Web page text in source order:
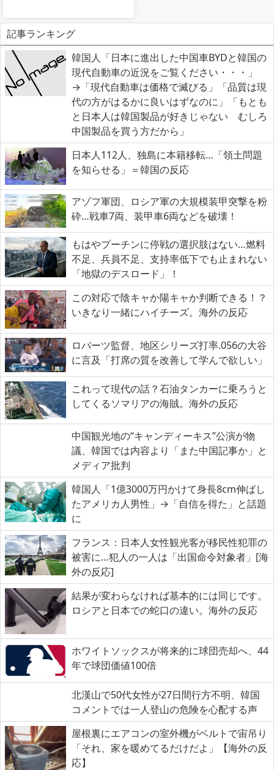
記事ランキング
韓国人「日本に進出した中国車BYDと韓国の
現代自動車の近況をご覧ください・・・」
→「現代自動車は価格で滅びる」「品質は現
代の方がはるかに良いはずなのに」「もとも
と日本人は韓国製品が好きじゃない むしろ
中国製品を買う方だから」
日本人112人、独島に本籍移転…「領土問題
を知らせる」＝韓国の反応
アゾフ軍団、ロシア軍の大規模装甲突撃を粉
砕…戦車7両、装甲車6両などを破壊！
もはやプーチンに停戦の選択肢はない…燃料
不足、兵員不足、支持率低下でも止まれない
「地獄のデスロード」！
この対応で陰キャか陽キャか判断できる！？
いきなり一緒にハイチーズ。海外の反応
ロバーツ監督、地区シリーズ打率.056の大谷
に言及「打席の質を改善して学んで欲しい」
これって現代の話？石油タンカーに乗ろうと
してくるソマリアの海賊。海外の反応
中国観光地の“キャンディーキス”公演が物
議、韓国では内容より「また中国記事か」と
メディア批判
韓国人「1億3000万円かけて身長8cm伸ばし
たアメリカ人男性」→「自信を得た」と話題
に
フランス：日本人女性観光客が移民性犯罪の
被害に…犯人の一人は「出国命令対象者」[海
外の反応]
結果が変わらなければ基本的には同じです。
ロシアと日本での蛇口の違い。海外の反応
ホワイトソックスが将来的に球団売却へ、44
年で球団価値100倍
北漢山で50代女性が27日間行方不明、韓国
コメントでは一人登山の危険を心配する声
屋根裏にエアコンの室外機がベルトで宙吊り
「それ、家を暖めてるだけだよ」【海外の反
応】